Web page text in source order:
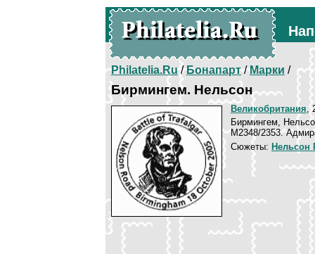
Philatelia.Ru/Бонапарт/Марки /
Бирмингем. Нельсон
Великобритания,
Бирмингем,
M2348/2353.
Сюжеты: Нельсон